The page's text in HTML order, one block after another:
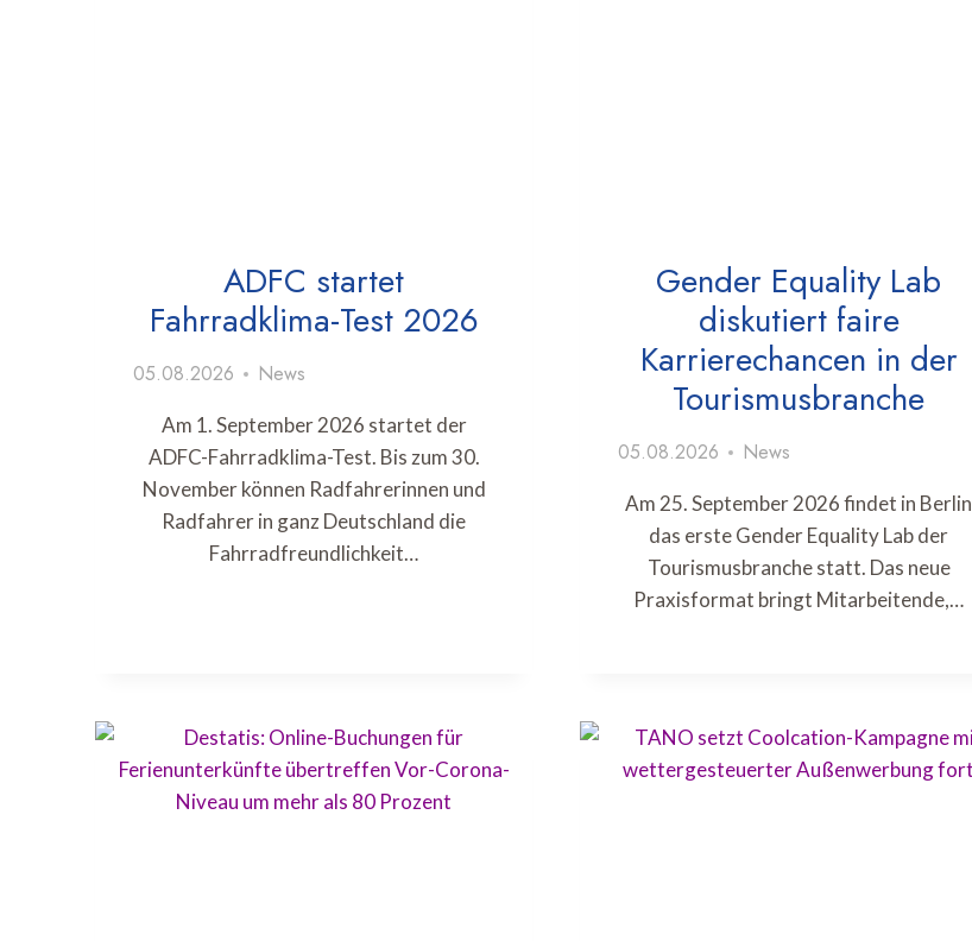
ADFC startet
Fahrradklima-Test 2026
05.08.2026 News
Am 1. September 2026 startet der
ADFC-Fahrradklima-Test. Bis zum 30.
November können Radfahrerinnen und
Radfahrer in ganz Deutschland die
Fahrradfreundlichkeit…
Gender Equality Lab
diskutiert faire
Karrierechancen in der
Tourismusbranche
05.08.2026 News
Am 25. September 2026 findet in Berlin
das erste Gender Equality Lab der
Tourismusbranche statt. Das neue
Praxisformat bringt Mitarbeitende,…